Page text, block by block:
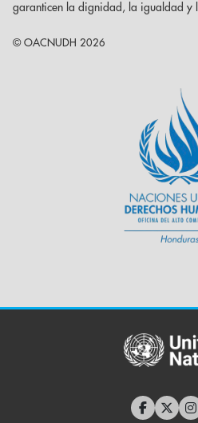
garanticen la dignidad, la igualdad y
© OACNUDH 2026